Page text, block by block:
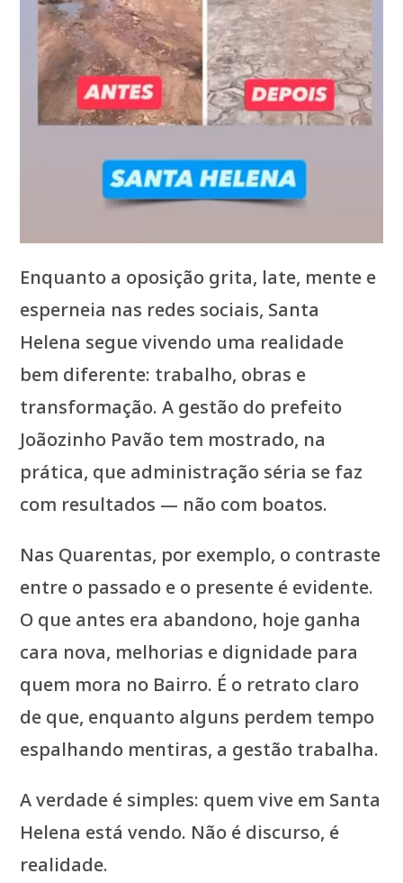
Enquanto a oposição grita, late, mente e
esperneia nas redes sociais, Santa
Helena segue vivendo uma realidade
bem diferente: trabalho, obras e
transformação. A gestão do prefeito
Joãozinho Pavão tem mostrado, na
prática, que administração séria se faz
com resultados — não com boatos.
Nas Quarentas, por exemplo, o contraste
entre o passado e o presente é evidente.
O que antes era abandono, hoje ganha
cara nova, melhorias e dignidade para
quem mora no Bairro. É o retrato claro
de que, enquanto alguns perdem tempo
espalhando mentiras, a gestão trabalha.
A verdade é simples: quem vive em Santa
Helena está vendo. Não é discurso, é
realidade.